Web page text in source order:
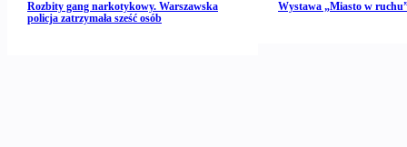
Rozbity gang narkotykowy. Warszawska
policja zatrzymała sześć osób
Wystawa „Miasto w